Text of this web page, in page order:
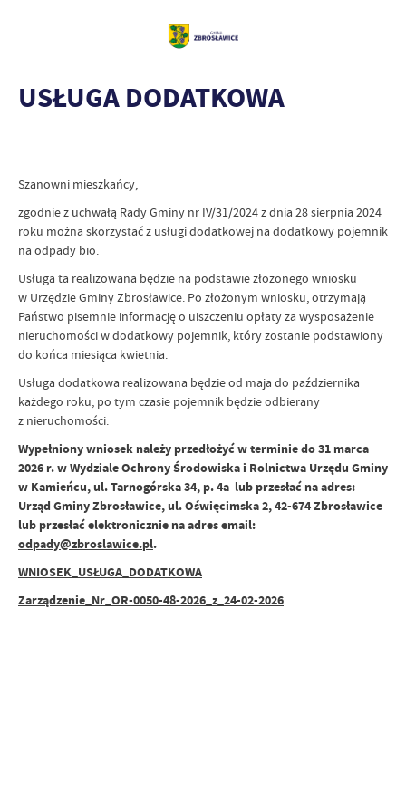
USŁUGA DODATKOWA
Szanowni mieszkańcy,
zgodnie z uchwałą Rady Gminy nr IV/31/2024 z dnia 28 sierpnia 2024
roku można skorzystać z usługi dodatkowej na dodatkowy pojemnik
na odpady bio.
Usługa ta realizowana będzie na podstawie złożonego wniosku
w Urzędzie Gminy Zbrosławice. Po złożonym wniosku, otrzymają
Państwo pisemnie informację o uiszczeniu opłaty za wysposażenie
nieruchomości w dodatkowy pojemnik, który zostanie podstawiony
do końca miesiąca kwietnia.
Usługa dodatkowa realizowana będzie od maja do października
każdego roku, po tym czasie pojemnik będzie odbierany
z nieruchomości.
Wypełniony wniosek należy przedłożyć w terminie do 31 marca
2026 r. w Wydziale Ochrony Środowiska i Rolnictwa Urzędu Gminy
w Kamieńcu, ul. Tarnogórska 34, p. 4a lub przesłać na adres:
Urząd Gminy Zbrosławice, ul. Oświęcimska 2, 42-674 Zbrosławice
lub przesłać elektronicznie na adres email:
odpady@zbroslawice.pl.
WNIOSEK_USŁUGA_DODATKOWA
Zarządzenie_Nr_OR-0050-48-2026_z_24-02-2026